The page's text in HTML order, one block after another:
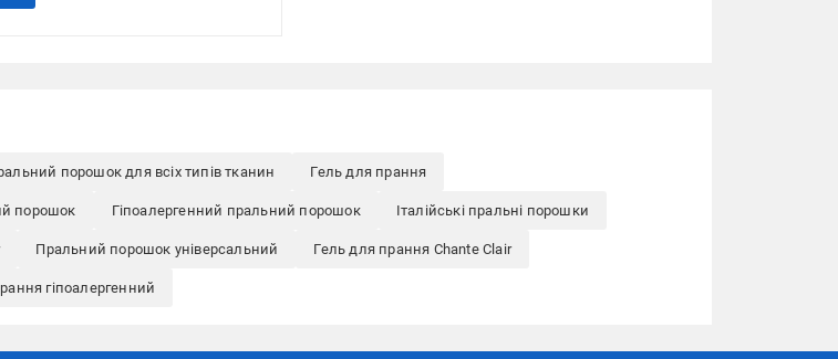
порошок для всіх типів тканин Гель для прання
порошок Гіпоалергенний пральний порошок Італійські пральні порошки
Пральний порошок універсальний Гель для прання Chante Clair
гіпоалергенний